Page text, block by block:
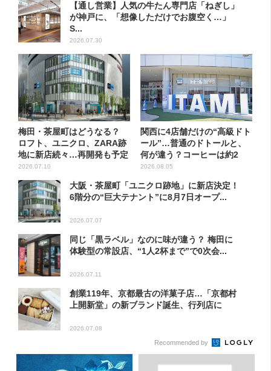
【通し営業】人気の牛たん専門店「ねぎし」
が神戸に、「想像しただけでお腹空く…」
S...
2026.07.30
梅田・茶屋町はどうなる？
ロフト、ユニクロ、ZARA跡
地に新店続々…再開発も予定
2026.07.10
関西に4店舗だけの“高級ドト
ール”…普通のドトールと、
何が違う？コーヒーは約2
倍...
2026.08.05
大阪・茶屋町「ユニクロ跡地」に新店決定！
6階分の“巨大テナント”に8月7日オープ...
2026.07.07
同じ「黒ラベル」なのに味が違う？ 梅田に
体験型の常設店、“1人2杯まで”で0次会...
2026.07.11
創業119年、京都最古の洋菓子店…「京都村
上開新堂」の新ブランド誕生、行列店に
2026.07.08
Recommended by